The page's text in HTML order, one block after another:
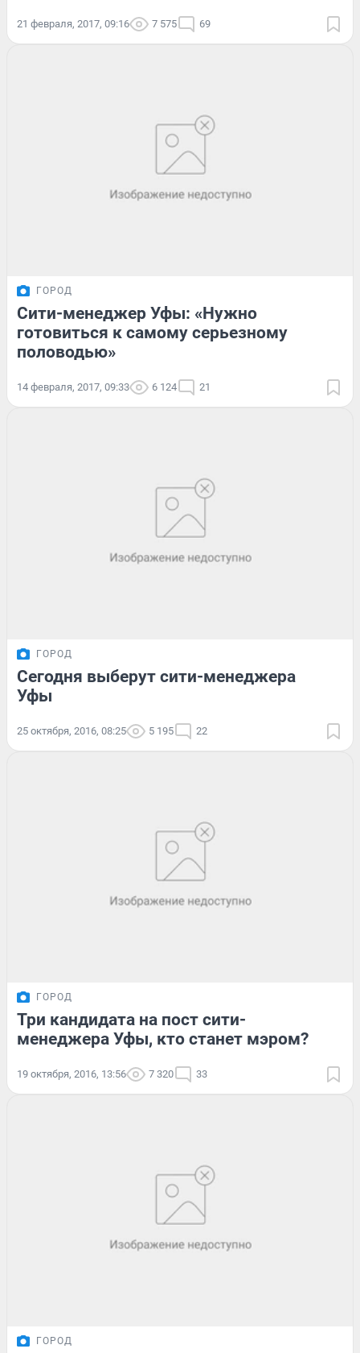
21 февраля, 2017, 09:16 7 575 69
ГОРОД
Сити-менеджер Уфы: «Нужно
готовиться к самому серьезному
половодью»
14 февраля, 2017, 09:33 6 124 21
ГОРОД
Сегодня выберут сити-менеджера
Уфы
25 октября, 2016, 08:25 5 195 22
ГОРОД
Три кандидата на пост сити-
менеджера Уфы, кто станет мэром?
19 октября, 2016, 13:56 7 320 33
ГОРОД